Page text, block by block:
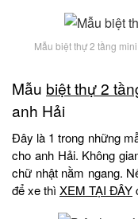
Mẫu biệt thự 2 tầng
Mẫu biệt thự 2
anh Hải
Đây là 1 trong những
cho anh Hải. Không
chữ nhật nằm ngang.
để xe thì XEM TẠI ĐÂY